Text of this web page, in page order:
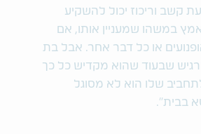
קשב וריכוז יכול להשקיע
במשהו שמעניין אותו, אם
או כל דבר אחר. אבל בת
שבעוד שהוא מקדיש כל כך
שלו הוא לא מסוגל
בבית".